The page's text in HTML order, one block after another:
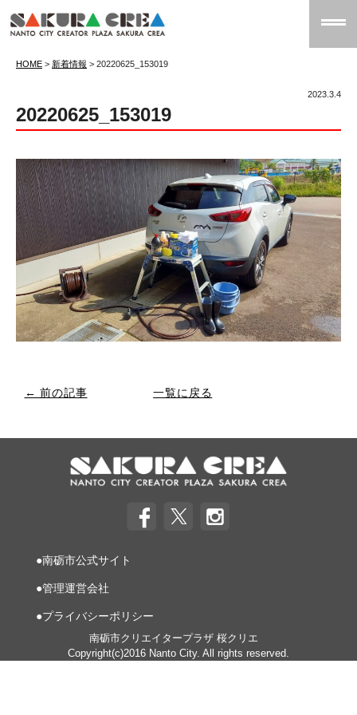
HOME > 新着情報 > 20220625_153019
2023.3.4
20220625_153019
← 前の記事 一覧に戻る
●南砺市公式サイト
●管理運営会社
●プライバシーポリシー
南砺市クリエイタープラザ 桜クリエ
Copyright(c)2016 Nanto City. All rights reserved.